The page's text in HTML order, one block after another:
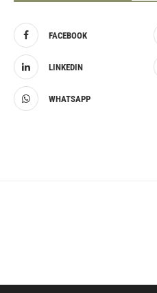
FACEBOOK
LINKEDIN
WHATSAPP